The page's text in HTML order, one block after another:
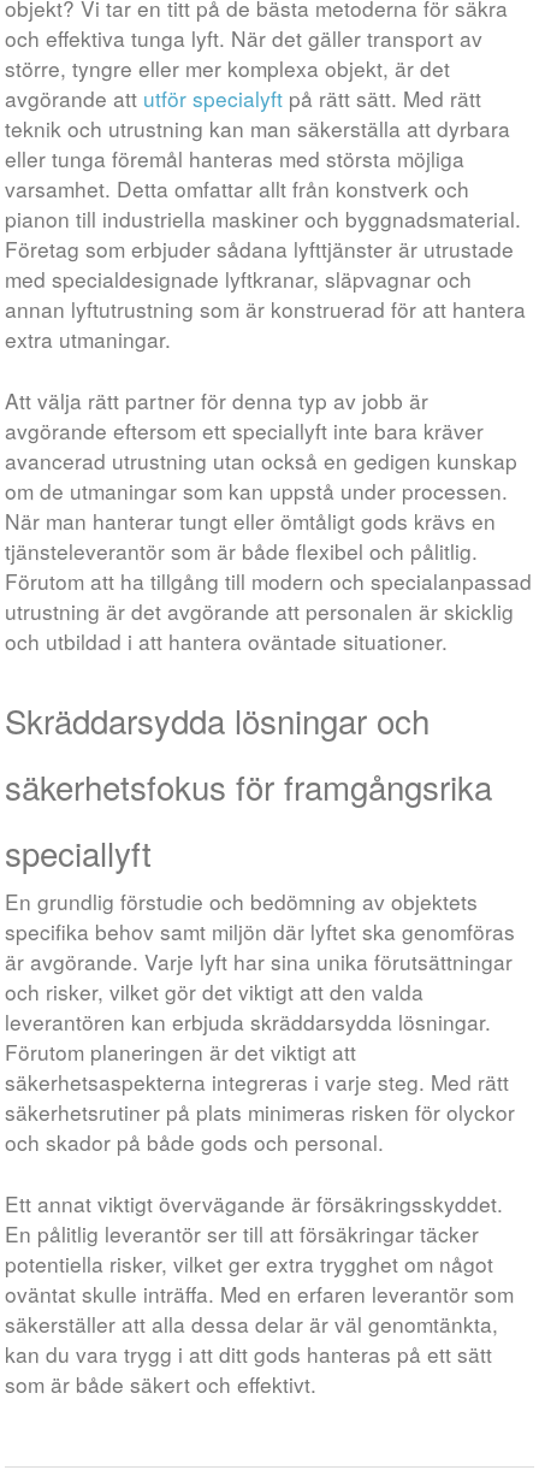
objekt? Vi tar en titt på de bästa metoderna för säkra
och effektiva tunga lyft. När det gäller transport av
större, tyngre eller mer komplexa objekt, är det
avgörande att utför specialyft på rätt sätt. Med rätt
teknik och utrustning kan man säkerställa att dyrbara
eller tunga föremål hanteras med största möjliga
varsamhet. Detta omfattar allt från konstverk och
pianon till industriella maskiner och byggnadsmaterial.
Företag som erbjuder sådana lyfttjänster är utrustade
med specialdesignade lyftkranar, släpvagnar och
annan lyftutrustning som är konstruerad för att hantera
extra utmaningar.
Att välja rätt partner för denna typ av jobb är
avgörande eftersom ett speciallyft inte bara kräver
avancerad utrustning utan också en gedigen kunskap
om de utmaningar som kan uppstå under processen.
När man hanterar tungt eller ömtåligt gods krävs en
tjänsteleverantör som är både flexibel och pålitlig.
Förutom att ha tillgång till modern och specialanpassad
utrustning är det avgörande att personalen är skicklig
och utbildad i att hantera oväntade situationer.
Skräddarsydda lösningar och
säkerhetsfokus för framgångsrika
speciallyft
En grundlig förstudie och bedömning av objektets
specifika behov samt miljön där lyftet ska genomföras
är avgörande. Varje lyft har sina unika förutsättningar
och risker, vilket gör det viktigt att den valda
leverantören kan erbjuda skräddarsydda lösningar.
Förutom planeringen är det viktigt att
säkerhetsaspekterna integreras i varje steg. Med rätt
säkerhetsrutiner på plats minimeras risken för olyckor
och skador på både gods och personal.
Ett annat viktigt övervägande är försäkringsskyddet.
En pålitlig leverantör ser till att försäkringar täcker
potentiella risker, vilket ger extra trygghet om något
oväntat skulle inträffa. Med en erfaren leverantör som
säkerställer att alla dessa delar är väl genomtänkta,
kan du vara trygg i att ditt gods hanteras på ett sätt
som är både säkert och effektivt.